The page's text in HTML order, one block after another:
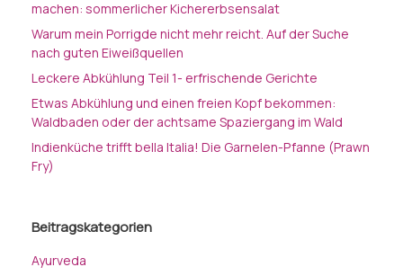
machen: sommerlicher Kichererbsensalat
Warum mein Porrigde nicht mehr reicht. Auf der Suche
nach guten Eiweißquellen
Leckere Abkühlung Teil 1- erfrischende Gerichte
Etwas Abkühlung und einen freien Kopf bekommen:
Waldbaden oder der achtsame Spaziergang im Wald
Indienküche trifft bella Italia! Die Garnelen-Pfanne (Prawn
Fry)
Beitragskategorien
Ayurveda